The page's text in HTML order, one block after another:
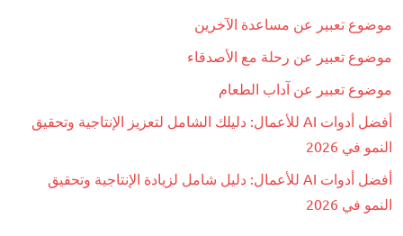
موضوع تعبير عن مساعدة الآخرين
موضوع تعبير عن رحلة مع الأصدقاء
موضوع تعبير عن آداب الطعام
أفضل أدوات AI للأعمال: دليلك الشامل لتعزيز الإنتاجية وتحقيق
النمو في 2026
أفضل أدوات AI للأعمال: دليل شامل لزيادة الإنتاجية وتحقيق
النمو في 2026